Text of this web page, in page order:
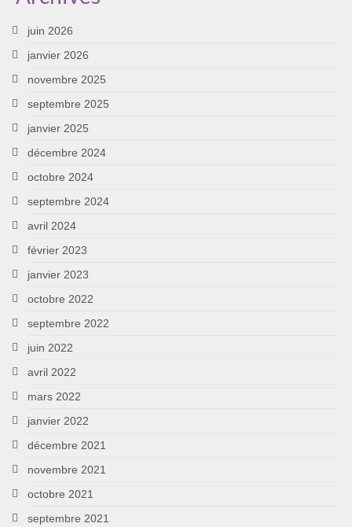
juin 2026
janvier 2026
novembre 2025
septembre 2025
janvier 2025
décembre 2024
octobre 2024
septembre 2024
avril 2024
février 2023
janvier 2023
octobre 2022
septembre 2022
juin 2022
avril 2022
mars 2022
janvier 2022
décembre 2021
novembre 2021
octobre 2021
septembre 2021